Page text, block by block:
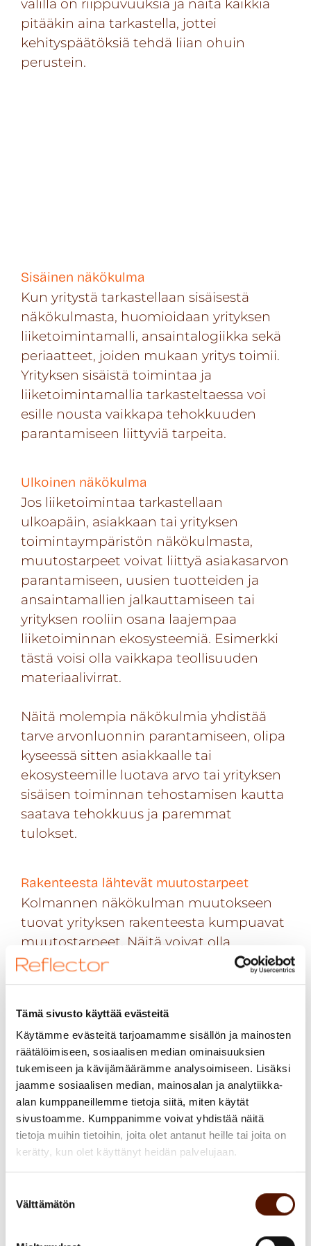
Tämä sivusto käyttää evästeitä
Käytämme evästeitä tarjoamamme sisällön ja mainosten
räätälöimiseen, sosiaalisen median ominaisuuksien
tukemiseen ja kävijämäärämme analysoimiseen. Lisäksi
jaamme sosiaalisen median, mainosalan ja analytiikka-
alan kumppaneillemme tietoja siitä, miten käytät
sivustoamme. Kumppanimme voivat yhdistää näitä
tietoja muihin tietoihin, joita olet antanut heille tai joita on
kerätty, kun olet käyttänyt heidän palvelujaan.
valinta
Välttämätön
pitääkin aina tarkastella, jottei
kehityspäätöksiä tehdä liian ohuin
perustein.
Sisäinen näkökulma
Kun yritystä tarkastellaan sisäisestä
näkökulmasta, huomioidaan yrityksen
liiketoimintamalli, ansaintalogiikka sekä
periaatteet, joiden mukaan yritys toimii.
Yrityksen sisäistä toimintaa ja
liiketoimintamallia tarkasteltaessa voi
esille nousta vaikkapa tehokkuuden
parantamiseen liittyviä tarpeita.
Ulkoinen näkökulma
Jos liiketoimintaa tarkastellaan
ulkoapäin, asiakkaan tai yrityksen
toimintaympäristön näkökulmasta,
muutostarpeet voivat liittyä asiakasarvon
parantamiseen, uusien tuotteiden ja
ansaintamallien jalkauttamiseen tai
yrityksen rooliin osana laajempaa
liiketoiminnan ekosysteemiä. Esimerkki
tästä voisi olla vaikkapa teollisuuden
materiaalivirrat.
Näitä molempia näkökulmia yhdistää
tarve arvonluonnin parantamiseen, olipa
kyseessä sitten asiakkaalle tai
ekosysteemille luotava arvo tai yrityksen
sisäisen toiminnan tehostamisen kautta
saatava tehokkuus ja paremmat
tulokset.
Rakenteesta lähtevät muutostarpeet
Kolmannen näkökulman muutokseen
tuovat yrityksen rakenteesta kumpuavat
muutostarpeet. Näitä voivat olla
tavoitteisiin taipumaton organisaatio,
ihmisten osaaminen, prosessit ,
hallitsemattomasti kasvava IT-
arkkitehtuuri.
Systemaattinen muutoshallinta
tarkasteleekin jatkuvana toimintona
näitä kaikkia näkökulmia rinnakkain.
Tällöin muutoksen läpivientiin saadaan
reagointikykyä ja samalla vältetään
tilanteita, joissa yrityksen
kehittämään ilman ymmärrystä yrityksen